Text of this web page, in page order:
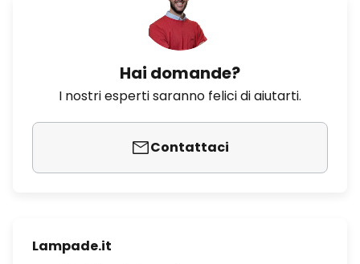
Hai domande?
I nostri esperti saranno felici di aiutarti.
Contattaci
Lampade.it